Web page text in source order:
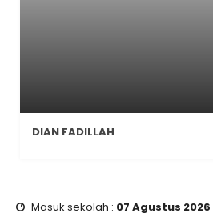
DIAN FADILLAH
Masuk sekolah : 07 Agustus 2026